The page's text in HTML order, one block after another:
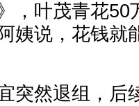
，叶茂青花50
姨说，花钱就
突然退组，后